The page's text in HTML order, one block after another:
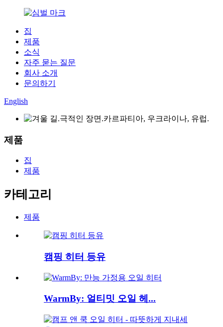
집
제품
소식
자주 묻는 질문
회사 소개
문의하기
English
제품
집
제품
카테고리
제품
캠핑 히터 등유
WarmBy: 얼티밋 오일 헤...